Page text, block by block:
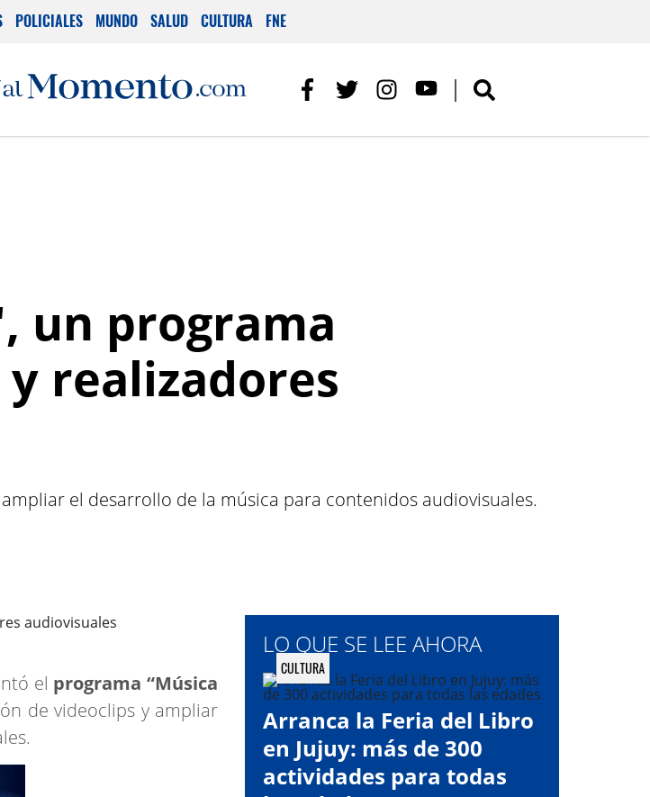
POLICIALES MUNDO SALUD CULTURA FNE
un programa
realizadores
el desarrollo de la música para contenidos audiovisuales.
el programa “Música
de videoclips y ampliar
LO QUE SE LEE AHORA
CULTURA
Arranca la Feria del Libro
en Jujuy: más de 300
actividades para todas